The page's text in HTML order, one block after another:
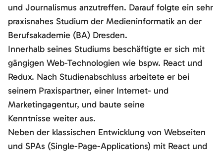
und Journalismus anzutreffen. Darauf folgte ein sehr
praxisnahes Studium der Medieninformatik an der
Berufsakademie (BA) Dresden.
Innerhalb seines Studiums beschäftigte er sich mit
gängigen Web-Technologien wie bspw. React und
Redux. Nach Studienabschluss arbeitete er bei
seinem Praxispartner, einer Internet- und
Marketingagentur, und baute seine
Kenntnisse weiter aus.
Neben der klassischen Entwicklung von Webseiten
und SPAs (Single-Page-Applications) mit React und